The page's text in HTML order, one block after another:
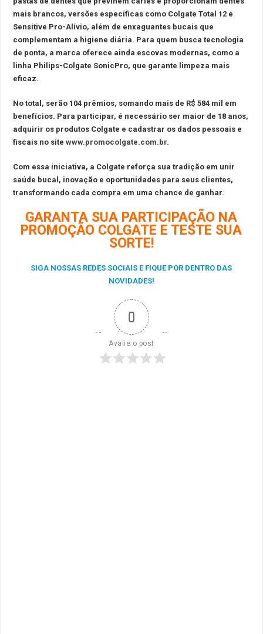
mais brancos, versões específicas como Colgate Total 12 e
Sensitive Pro-Alívio, além de enxaguantes bucais que
complementam a higiene diária. Para quem busca tecnologia
de ponta, a marca oferece ainda escovas modernas, como a
linha Philips-Colgate SonicPro, que garante limpeza mais
eficaz.
No total, serão 104 prêmios, somando mais de R$ 584 mil em
benefícios. Para participar, é necessário ser maior de 18 anos,
adquirir os produtos Colgate e cadastrar os dados pessoais e
fiscais no sitewww.promocolgate.com.br.
Com essa iniciativa, a Colgate reforça sua tradição em unir
saúde bucal, inovação e oportunidades para seus clientes,
transformando cada compra em uma chance de ganhar.
GARANTA SUA PARTICIPAÇÃO NA
PROMOÇÃO COLGATE E TESTE SUA
SORTE!
SIGA NOSSAS REDES SOCIAIS E FIQUE POR DENTRO DAS
NOVIDADES!
0
Avalie o post